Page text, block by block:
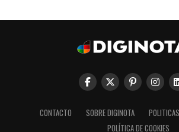
CONTACTO SOBRE DIGINOTA
POLÍTICA DE COOKIES